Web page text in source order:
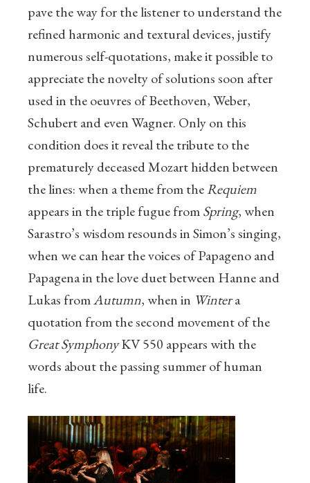
pave the way for the listener to understand the
refined harmonic and textural devices, justify
numerous self-quotations, make it possible to
appreciate the novelty of solutions soon after
used in the oeuvres of Beethoven, Weber,
Schubert and even Wagner. Only on this
condition does it reveal the tribute to the
prematurely deceased Mozart hidden between
the lines: when a theme from theRequiem
appears in the triple fugue fromSpring, when
Sarastro’s wisdom resounds in Simon’s singing,
when we can hear the voices of Papageno and
Papagena in the love duet between Hanne and
Lukas fromAutumn, when in Wintera
quotation from the second movement of the
Great SymphonyKV 550 appears with the
words about the passing summer of human
life.